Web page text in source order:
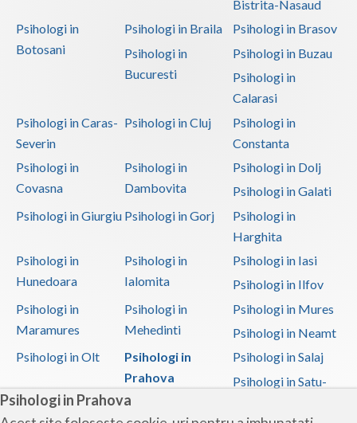
Psihologi in Prahova
Psihoterapie - Interventie psihoterapeutica in ... (1)
Psihoterapie - Interventie psihoterapeutica in ... (1)
Psihoterapie - Interventie psihoterapeutica in ... (1)
Psihoterapie - Interventie psihoterapeutica in ... (1)
Psihoterapie - Interventie psihoterapeutica in ... (1)
Psihoterapie - Interventie psihoterapeutica in ... (1)
Psihoterapie - Interventie psihoterapeutica in ... (1)
Psihoterapie - Interventie psihoterapeutica in ... (1)
Psihoterapie - Interventie psihoterapeutica in ... (1)
Psihoterapie suportiva (1)
Psihoterapie, asistenta si consultanta psihologica (1)
Psihoterapie- Interventie psihoterapeutica in b... (1)
Psihoterapie/ consiliere online (via skype) (1)
Bistrita-Nasaud
Psihologi in
Botosani
Psihologi in Braila
Psihologi in Brasov
Psihologi in
Bucuresti
Psihologi in Buzau
Psihologi in
Calarasi
Psihologi in Caras-
Severin
Psihologi in Cluj
Psihologi in
Constanta
Psihologi in
Covasna
Psihologi in
Dambovita
Psihologi in Dolj
Psihologi in Galati
Psihologi in Giurgiu Psihologi in Gorj
Psihologi in
Harghita
Psihologi in
Hunedoara
Psihologi in
Ialomita
Psihologi in Iasi
Psihologi in Ilfov
Psihologi in
Maramures
Psihologi in
Mehedinti
Psihologi in Mures
Psihologi in Neamt
Psihologi in Olt
Psihologi in
Prahova
Psihologi in Salaj
Psihologi in Satu-